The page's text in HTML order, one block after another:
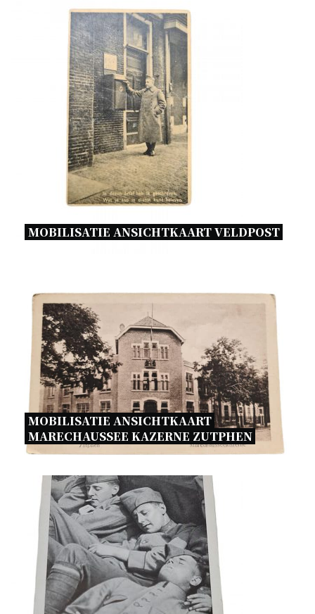
MOBILISATIE ANSICHTKAART VELDPOST
MOBILISATIE ANSICHTKAART
MARECHAUSSEE KAZERNE ZUTPHEN